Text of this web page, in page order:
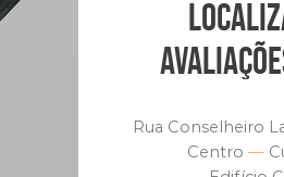
Rua Conselheiro
Centro —